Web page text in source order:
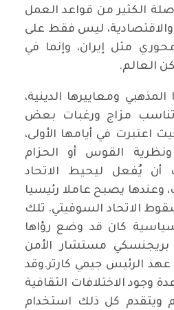
الكثير من قواعد العمل
والاقتصادية، ليس فقط على
مثل إيران، وإنما في
العالم.
ومعاييرها الدينية،
مزاج ورغبات بعض
اعتبرت في أيامها الأولى،
القوس أو الحزام
أن يُفعل ليحيط الاتحاد
وعندها يصبح عاملا رئيسيا
الاتحاد السوفيتي. تلك
كان قد وضع رؤاها
بريجنسكي مستشار الأمن
عهد الرئيس جيمي كارتر.وقد
وجود الاختلافات الثقافية
ويتقدم كل ذلك استخدام